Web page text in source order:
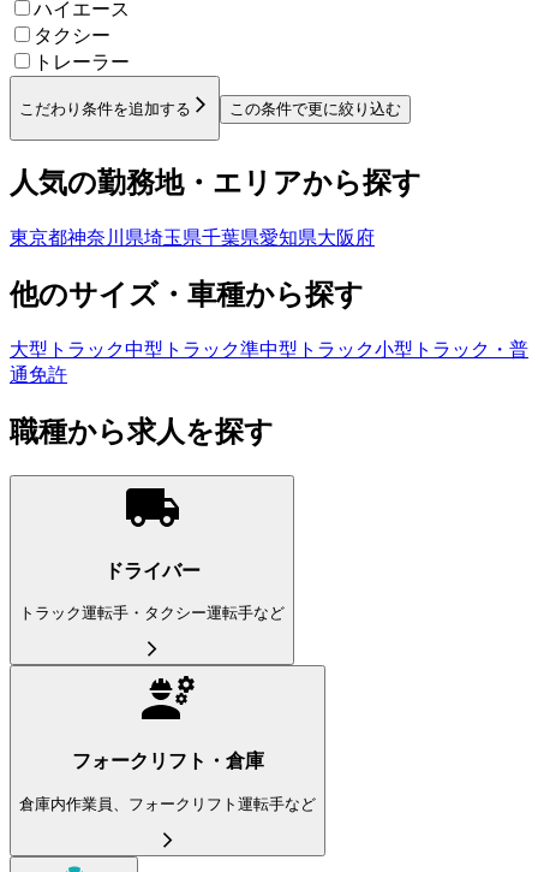
ハイエース
タクシー
トレーラー
こだわり条件を追加する この条件で更に絞り込む
人気の勤務地・エリアから探す
東京都神奈川県埼玉県千葉県愛知県大阪府
他のサイズ・車種から探す
大型トラック中型トラック準中型トラック小型トラック・普
通免許
職種から求人を探す
ドライバー
トラック運転手・タクシー運転手など
フォークリフト・倉庫
倉庫内作業員、フォークリフト運転手など